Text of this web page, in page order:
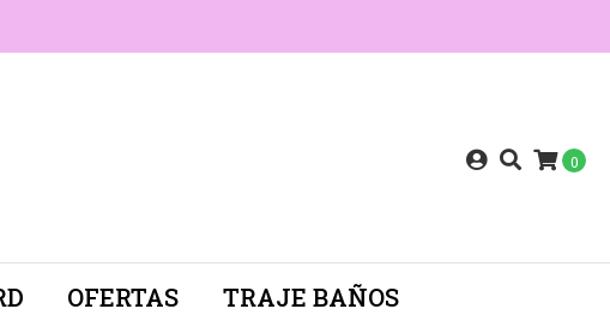
0
OFERTAS TRAJE BAÑOS